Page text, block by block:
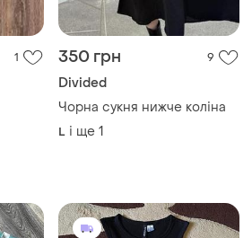
1
350 грн 9
Divided
Чорна сукня нижче коліна
L і ще 1